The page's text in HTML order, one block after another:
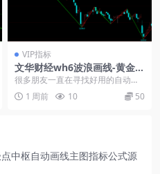
VIP指标
文华财经wh6波浪画线-黄金分
割主图指标源码
很多朋友一直在寻找好用的自动黄
金分割画线指标，手工画线费时还
容易出错。这套源码可...
1 周前 10 50
中枢自动画线主图指标公式源